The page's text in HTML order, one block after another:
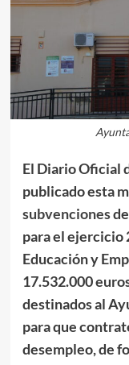
El Diario Oficial
publicado esta
subvenciones
para el ejercicio
Educación y
17.532.000
destinados al
para que
desempleo, de